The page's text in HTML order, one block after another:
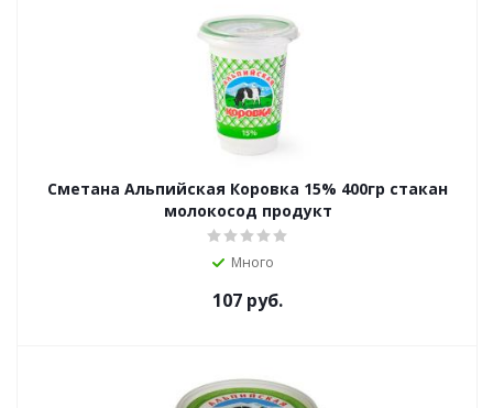
Сметана Альпийская Коровка 15% 400гр стакан
молокосод продукт
Много
107 руб.